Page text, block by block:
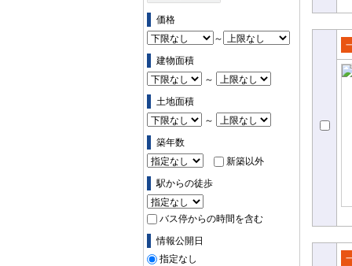
価格
～
建物面積
～
土地面積
～
築年数
新築以外
駅からの徒歩
バス停からの時間を含む
情報公開日
指定なし
て